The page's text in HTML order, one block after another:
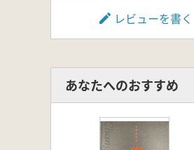
ています。
レビューを書く
あなたへのおすすめ